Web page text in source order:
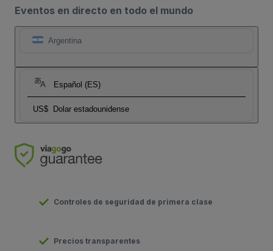
Eventos en directo en todo el mundo
Argentina
Español (ES)
US$ Dolar estadounidense
Controles de seguridad de primera clase
Precios transparentes